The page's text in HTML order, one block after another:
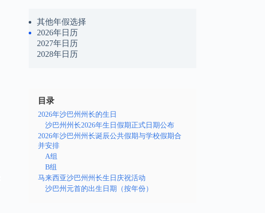
其他年假选择
2026年日历
2027年日历
2028年日历
目录
2026年沙巴州州长的生日
沙巴州州长2026年生日假期正式日期公布
2026年沙巴州州长诞辰公共假期与学校假期合
并安排
A组
B组
马来西亚沙巴州州长生日庆祝活动
沙巴州元首的出生日期（按年份）